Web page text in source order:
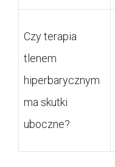
Czy terapia
tlenem
hiperbarycznym
ma skutki
uboczne?